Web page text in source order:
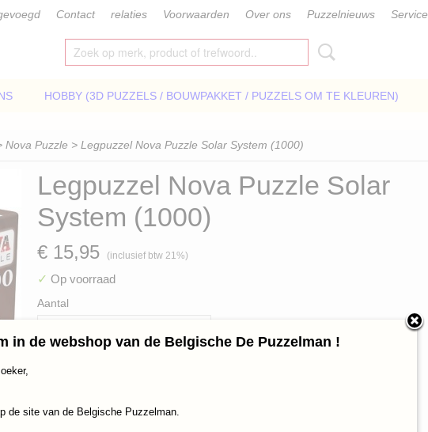
Contact relaties Voorwaarden Over ons Puzzelnieuws Service
HOBBY (3D PUZZELS / BOUWPAKKET / PUZZELS OM TE KLEUREN)
Nova Puzzle > Legpuzzel Nova Puzzle Solar System (1000)
Legpuzzel Nova Puzzle Solar
System (1000)
€ 15,95 (inclusief btw 21%)
✓ Op voorraad
Aantal
in de webshop van de Belgische De Puzzelman !
de site van de Belgische Puzzelman.